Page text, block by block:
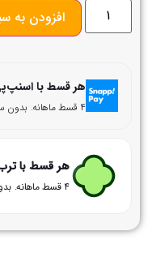
افزودن به
هر قسط با
۴ قسط ماهانه. بدون سود، چک و ضامن.
هر قسط با
۴ قسط ماهانه. بدون سود، چک و ضامن.